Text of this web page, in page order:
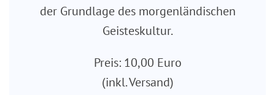
der Grundlage des morgenländischen
Geisteskultur.
Preis: 10,00 Euro
(inkl. Versand)